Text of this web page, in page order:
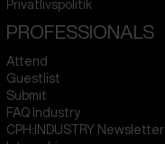
Privatlivspolitik
PROFESSIONALS
Attend
Guestlist
Submit
FAQ Industry
CPH:INDUSTRY Newsletter